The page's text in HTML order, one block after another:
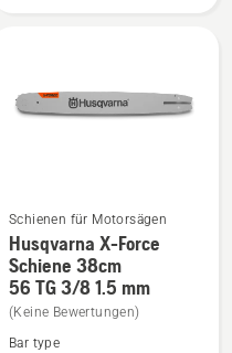
anzeigen,
Mehr
Details
zu
Husqvarna
Schienen für Motorsägen
Husqvarna X-Force
Schiene 38cm
56 TG 3/8 1.5 mm
(Keine Bewertungen)
Bar type